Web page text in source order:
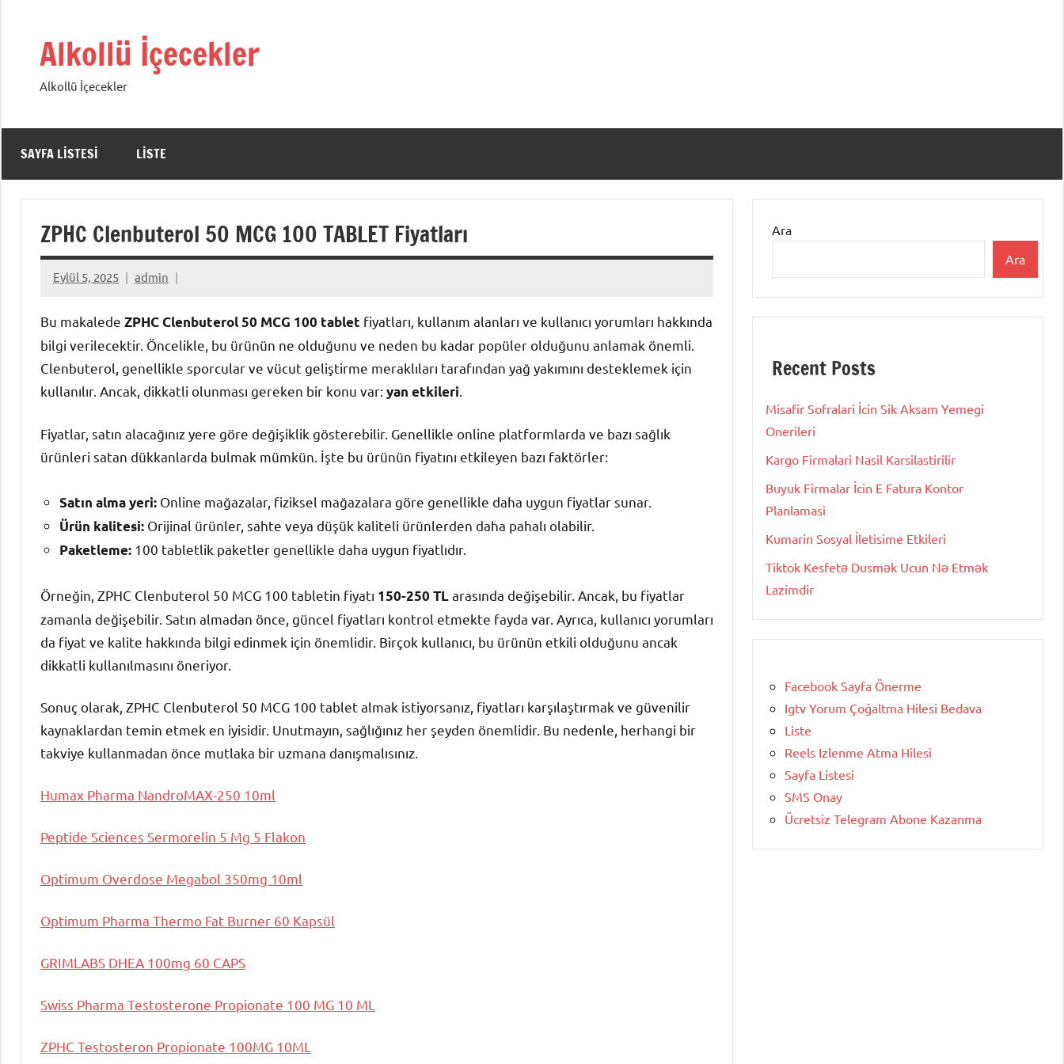
Alkollü İçecekler
Alkollü İçecekler
SAYFA LISTESI LISTE
ZPHC Clenbuterol 50 MCG 100 TABLET Fiyatları
Eylül 5, 2025 admin
Bu makalede ZPHC Clenbuterol 50 MCG 100 tablet fiyatları, kullanım alanları ve kullanıcı yorumları hakkında
bilgi verilecektir. Öncelikle, bu ürünün ne olduğunu ve neden bu kadar popüler olduğunu anlamak önemli.
Clenbuterol, genellikle sporcular ve vücut geliştirme meraklıları tarafından yağ yakımını desteklemek için
kullanılır. Ancak, dikkatli olunması gereken bir konu var: yan etkileri
Fiyatlar, satın alacağınız yere göre değişiklik gösterebilir. Genellikle online platformlarda ve bazı sağlık
ürünleri satan dükkanlarda bulmak mümkün. İşte bu ürünün fiyatını etkileyen bazı faktörler:
Satın alma yeri: Online mağazalar, fiziksel mağazalara göre genellikle daha uygun fiyatlar sunar.
Ürün kalitesi: Orijinal ürünler, sahte veya düşük kaliteli ürünlerden daha pahalı olabilir.
Paketleme: 100 tabletlik paketler genellikle daha uygun fiyatlıdır.
Örneğin, ZPHC Clenbuterol 50 MCG 100 tabletin fiyatı 150-250 TLarasında değişebilir. Ancak, bu fiyatlar
zamanla değişebilir. Satın almadan önce, güncel fiyatları kontrol etmekte fayda var. Ayrıca, kullanıcı yorumları
da fiyat ve kalite hakkında bilgi edinmek için önemlidir. Birçok kullanıcı, bu ürünün etkili olduğunu ancak
dikkatli kullanılmasını öneriyor.
Sonuç olarak, ZPHC Clenbuterol 50 MCG 100 tablet almak istiyorsanız, fiyatları karşılaştırmak ve güvenilir
kaynaklardan temin etmek en iyisidir. Unutmayın, sağlığınız her şeyden önemlidir. Bu nedenle, herhangi bir
takviye kullanmadan önce mutlaka bir uzmana danışmalısınız.
Humax Pharma NandroMAX-250 10ml
Peptide Sciences Sermorelin 5 Mg 5 Flakon
Optimum Overdose Megabol 350mg 10ml
Optimum Pharma Thermo Fat Burner 60 Kapsül
GRIMLABS DHEA 100mg 60 CAPS
Swiss Pharma Testosterone Propionate 100 MG 10 ML
ZPHC Testosteron Propionate 100MG 10ML
Ara
Ara
Recent Posts
Misafir Sofralari İcin Sik Aksam Yemegi
Onerileri
Kargo Firmalari Nasil Karsilastirilir
Buyuk Firmalar İcin E Fatura Kontor
Planlamasi
Kumarin Sosyal İletisime Etkileri
Tiktok Kesfetə Dusmək Ucun Nə Etmək
Lazimdir
Facebook Sayfa Önerme
Igtv Yorum Çoğaltma Hilesi Bedava
Liste
Reels Izlenme Atma Hilesi
Sayfa Listesi
SMS Onay
Ücretsiz Telegram Abone Kazanma